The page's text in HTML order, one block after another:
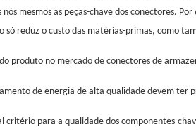
mesmos as peças-chave dos conectores.
só reduz o custo das matérias-primas, como
produto no mercado de conectores de
de energia de alta qualidade devem
critério para a qualidade dos componentes-